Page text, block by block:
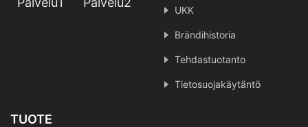
UKK
Brändihistoria
Tehdastuotanto
Tietosuojakäytäntö
TUOTE